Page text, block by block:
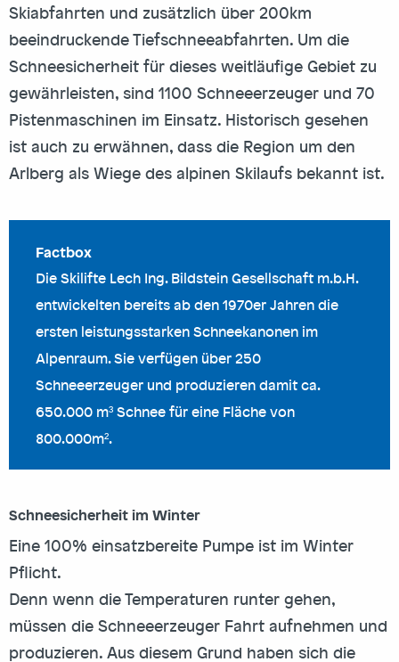
Skiabfahrten und zusätzlich über 200km
beeindruckende Tiefschneeabfahrten. Um die
Schneesicherheit für dieses weitläufige Gebiet zu
gewährleisten, sind 1100 Schneeerzeuger und 70
Pistenmaschinen im Einsatz. Historisch gesehen
ist auch zu erwähnen, dass die Region um den
Arlberg als Wiege des alpinen Skilaufs bekannt ist.
Die Skilifte Lech Ing. Bildstein Gesellschaft m.b.H.
entwickelten bereits ab den 1970er Jahren die
ersten leistungsstarken Schneekanonen im
Alpenraum. Sie verfügen über 250
Schneeerzeuger und produzieren damit ca.
650.000 m³ Schnee für eine Fläche von
800.000m².
Schneesicherheit im Winter
Eine 100% einsatzbereite Pumpe ist im Winter
Pflicht.
Denn wenn die Temperaturen runter gehen,
müssen die Schneeerzeuger Fahrt aufnehmen und
produzieren. Aus diesem Grund haben sich die